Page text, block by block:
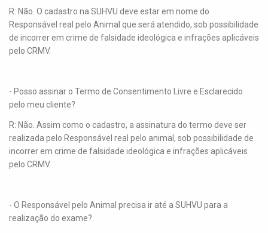
R: Não. O cadastro na SUHVU deve estar em nome do
Responsável real pelo Animal que será atendido, sob possibilidade
de incorrer em crime de falsidade ideológica e infrações aplicáveis
pelo CRMV.
- Posso assinar o Termo de Consentimento Livre e Esclarecido
pelo meu cliente?
R: Não. Assim como o cadastro, a assinatura do termo deve ser
realizada pelo Responsável real pelo animal, sob possibilidade de
incorrer em crime de falsidade ideológica e infrações aplicáveis
pelo CRMV.
- O Responsável pelo Animal precisa ir até a SUHVU para a
realização do exame?